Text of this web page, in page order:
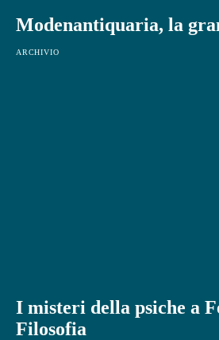
Modenantiquaria, la
ARCHIVIO
I misteri della psiche a
Filosofia